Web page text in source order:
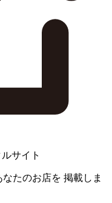
サイト
なたのお店を 掲載しま